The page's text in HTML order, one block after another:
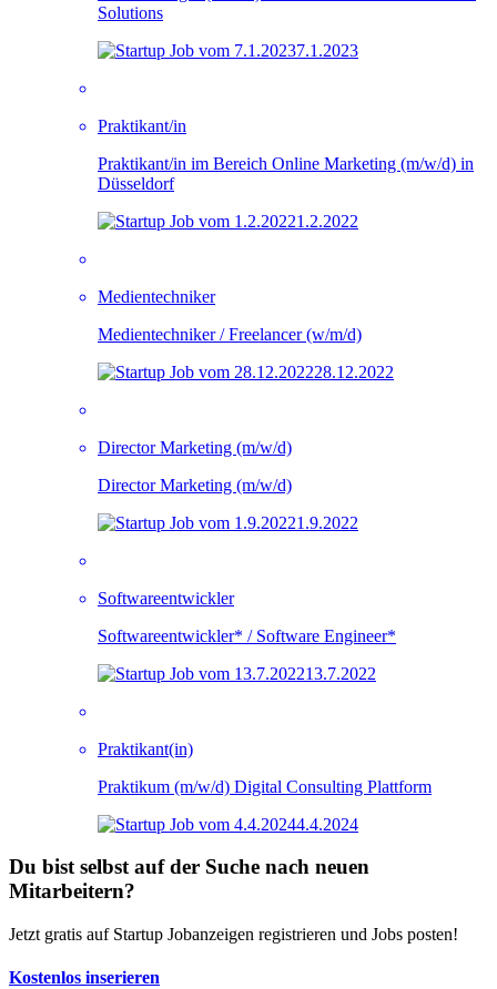
Solutions
7.1.2023
Prak­ti­kan­t/in
Prak­ti­kan­t/in im Be­reich On­line Mar­ke­ting (m/w/d) in
Düsseldorf
1.2.2022
Medientechniker
Medientechniker / Freelancer (w/m/d)
28.12.2022
Director Marketing (m/w/d)
Director Marketing (m/w/d)
1.9.2022
Softwareentwickler
Softwareentwickler* / Software Engineer*
13.7.2022
Praktikant(in)
Praktikum (m/w/d) Digital Consulting Plattform
4.4.2024
Du bist selbst auf der Suche nach neuen
Mitarbeitern?
Jetzt gratis auf Startup Jobanzeigen registrieren und Jobs posten!
Kostenlos inserieren